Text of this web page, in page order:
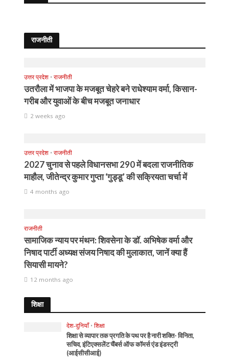
राजनीती
उत्तर प्रदेश • राजनीती
उतरौला में भाजपा के मजबूत चेहरे बने राधेश्याम वर्मा, किसान-
गरीब और युवाओं के बीच मजबूत जनाधार
2 weeks ago
उत्तर प्रदेश • राजनीती
2027 चुनाव से पहले विधानसभा 290 में बदला राजनीतिक
माहौल, जीतेन्द्र कुमार गुप्ता ‘गुड्डू’ की सक्रियता चर्चा में
4 months ago
राजनीती
सामाजिक न्याय पर मंथन: शिवसेना के डॉ. अभिषेक वर्मा और
निषाद पार्टी अध्यक्ष संजय निषाद की मुलाकात, जानें क्या हैं
सियासी मायने?
12 months ago
शिक्षा
देश-दुनियाँ • शिक्षा
शिक्षा से व्यापार तक प्रगति के पथ पर है नारी शक्ति- विनिता,
सचिव, इंटिएक्सलेंट चैंबर्स ऑफ कॉमर्स एंड इंडस्ट्री
(आईसीसीआई)